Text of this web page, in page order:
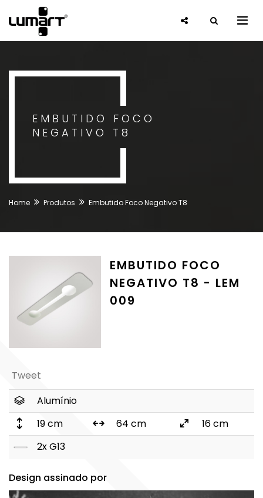
EMBUTIDO FOCO
NEGATIVO T8
Home Produtos Embutido Foco Negativo T8
EMBUTIDO FOCO
NEGATIVO T8 - LEM
009
Tweet
Alumínio
19 cm
64 cm
16 cm
2x G13
Design assinado por